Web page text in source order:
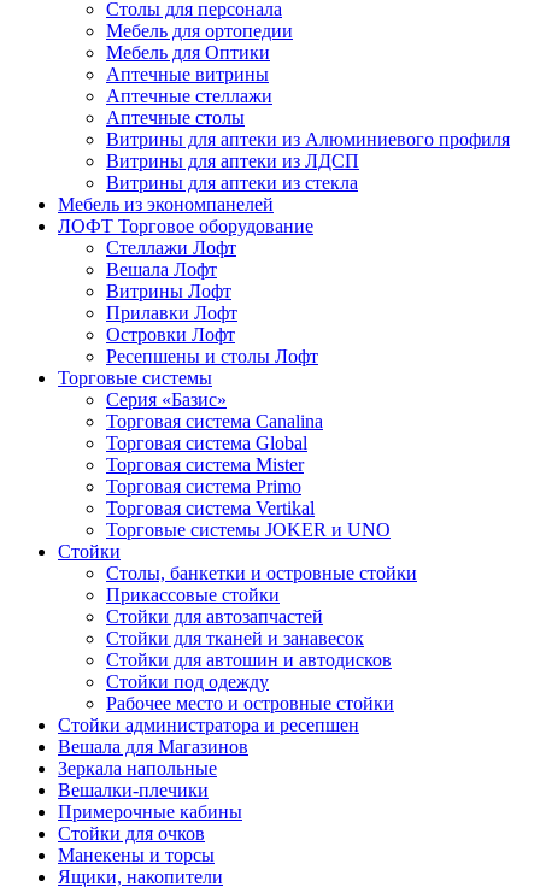
Столы для персонала
Мебель для ортопедии
Мебель для Оптики
Аптечные витрины
Аптечные стеллажи
Аптечные столы
Витрины для аптеки из Алюминиевого профиля
Витрины для аптеки из ЛДСП
Витрины для аптеки из стекла
Мебель из экономпанелей
ЛОФТ Торговое оборудование
Стеллажи Лофт
Вешала Лофт
Витрины Лофт
Прилавки Лофт
Островки Лофт
Ресепшены и столы Лофт
Торговые системы
Серия «Базис»
Торговая система Canalina
Торговая система Global
Торговая система Mister
Торговая система Primo
Торговая система Vertikal
Торговые системы JOKER и UNO
Стойки
Столы, банкетки и островные стойки
Прикассовые стойки
Стойки для автозапчастей
Стойки для тканей и занавесок
Стойки для автошин и автодисков
Стойки под одежду
Рабочее место и островные стойки
Стойки администратора и ресепшен
Вешала для Магазинов
Зеркала напольные
Вешалки-плечики
Примерочные кабины
Стойки для очков
Манекены и торсы
Ящики, накопители